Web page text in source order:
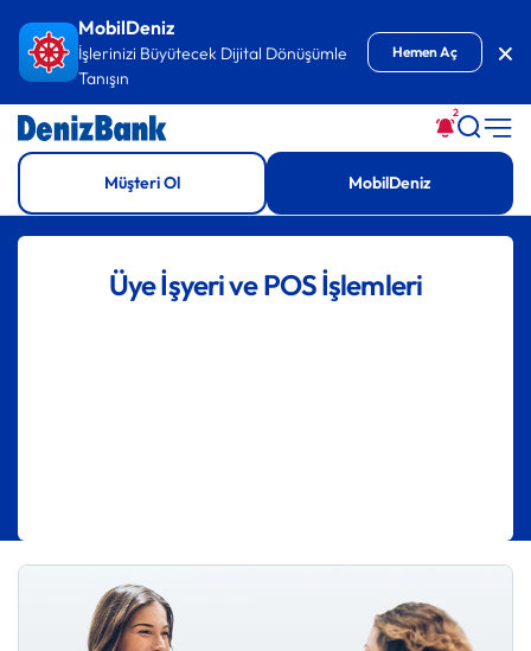
İçeriğe GitMobilDeniz
İşlerinizi Büyütecek Dijital Dönüşümle
Tanışın
Hemen Aç
2
Müşteri Ol MobilDeniz
Üye İşyeri ve POS İşlemleri